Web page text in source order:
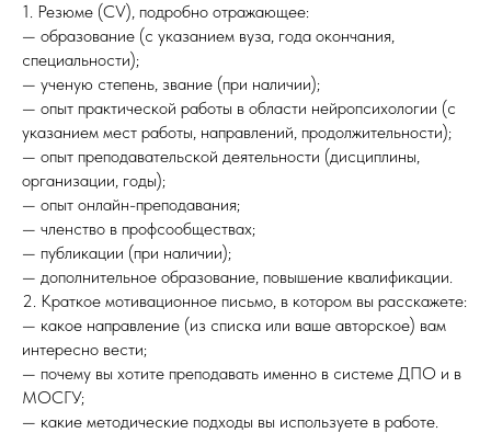
1. Резюме (CV), подробно отражающее:
— образование (с указанием вуза, года окончания,
специальности);
— ученую степень, звание (при наличии);
— опыт практической работы в области нейропсихологии (с
указанием мест работы, направлений, продолжительности);
— опыт преподавательской деятельности (дисциплины,
организации, годы);
— опыт онлайн-преподавания;
— членство в профсообществах;
— публикации (при наличии);
— дополнительное образование, повышение квалификации.
2. Краткое мотивационное письмо, в котором вы расскажете:
— какое направление (из списка или ваше авторское) вам
интересно вести;
— почему вы хотите преподавать именно в системе ДПО и в
МОСГУ;
— какие методические подходы вы используете в работе.